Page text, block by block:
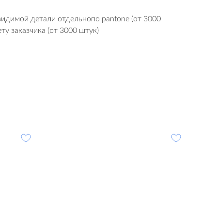
детали отдельнопо pantone (от 3000
заказчика (от 3000 штук)